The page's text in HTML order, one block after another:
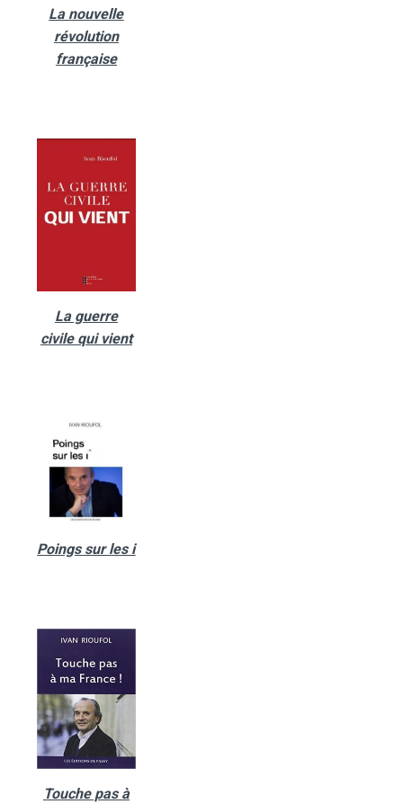
La nouvelle
révolution
française
La guerre
civile qui vient
Poings sur les i
Touche pas à